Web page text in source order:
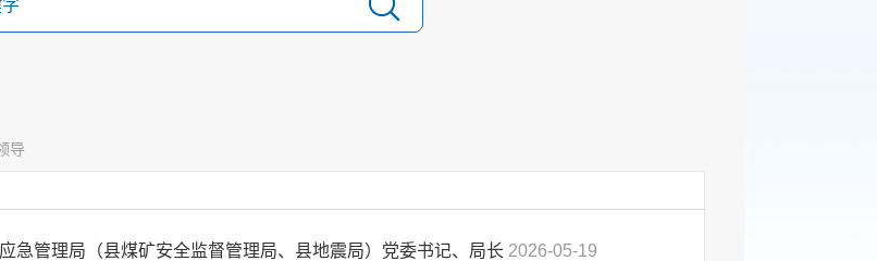
导
急管理局（县煤矿安全监督管理局、县地震局）党委书记、局长 2026-05-19